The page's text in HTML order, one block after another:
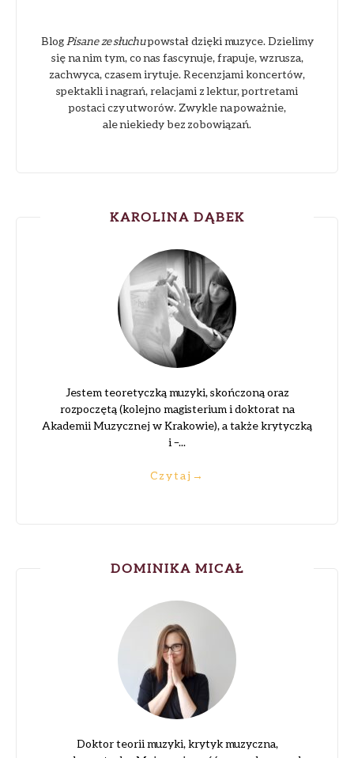
Blog Pisane ze słuchupowstał dzięki muzyce. Dzielimy
się na nim tym, co nas fascynuje, frapuje, wzrusza,
zachwyca, czasem irytuje. Recenzjami koncertów,
spektakli i nagrań, relacjami z lektur, portretami
postaci czy utworów. Zwykle na poważnie,
ale niekiedy bez zobowiązań.
KAROLINA DĄBEK
Jestem teoretyczką muzyki, skończoną oraz
rozpoczętą (kolejno magisterium i doktorat na
Akademii Muzycznej w Krakowie), a także krytyczką
i –...
Czytaj →
DOMINIKA MICAŁ
Doktor teorii muzyki, krytyk muzyczna,